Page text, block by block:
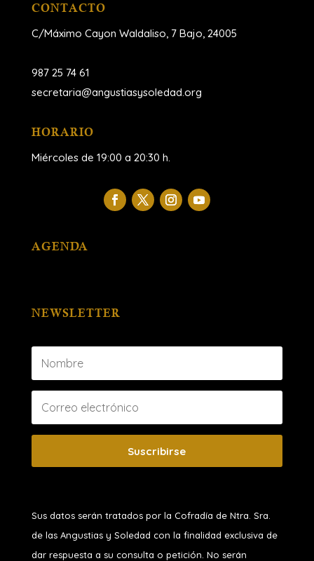
CONTACTO
C/Máximo Cayon Waldaliso, 7 Bajo, 24005
987 25 74 61
secretaria@angustiasysoledad.org
HORARIO
Miércoles de 19:00 a 20:30 h.
AGENDA
NEWSLETTER
Suscribirse
Sus datos serán tratados por la Cofradía de Ntra. Sra.
de las Angustias y Soledad con la finalidad exclusiva de
dar respuesta a su consulta o petición. No serán